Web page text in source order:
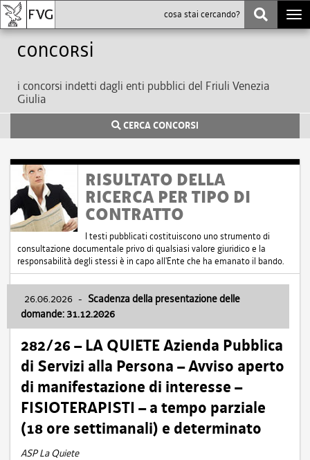
Concorsi
i concorsi indetti dagli enti pubblici del Friuli Venezia
Giulia
CERCA CONCORSI
RISULTATO DELLA
RICERCA PER TIPO DI
CONTRATTO
I testi pubblicati costituiscono uno strumento di
consultazione documentale privo di qualsiasi valore giuridico e la
responsabilità degli stessi è in capo all'Ente che ha emanato il bando.
26.06.2026 - Scadenza della presentazione delle
domande: 31.12.2026
282/26 – LA QUIETE Azienda Pubblica
di Servizi alla Persona – Avviso aperto
di manifestazione di interesse –
FISIOTERAPISTI – a tempo parziale
(18 ore settimanali) e determinato
ASP La Quiete